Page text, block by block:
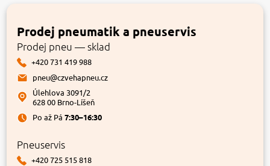
Prodej pneumatik a pneuservis
Prodej pneu — sklad
+420 731 419 988
pneu@czvehapneu.cz
Úlehlova 3091/2
628 00 Brno-Líšeň
Po až Pá7:30–16:30
Pneuservis
+420 725 515 818